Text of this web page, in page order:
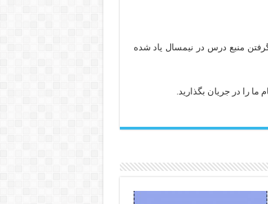
منبع درس در نیمسال یاد شده
ما را در جریان بگذارید.